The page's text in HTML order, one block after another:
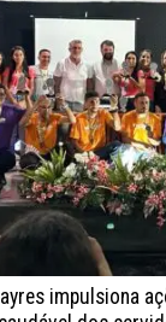
impulsiona